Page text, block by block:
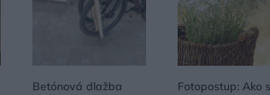
Betónová dlažba
Fotopostup: Ako